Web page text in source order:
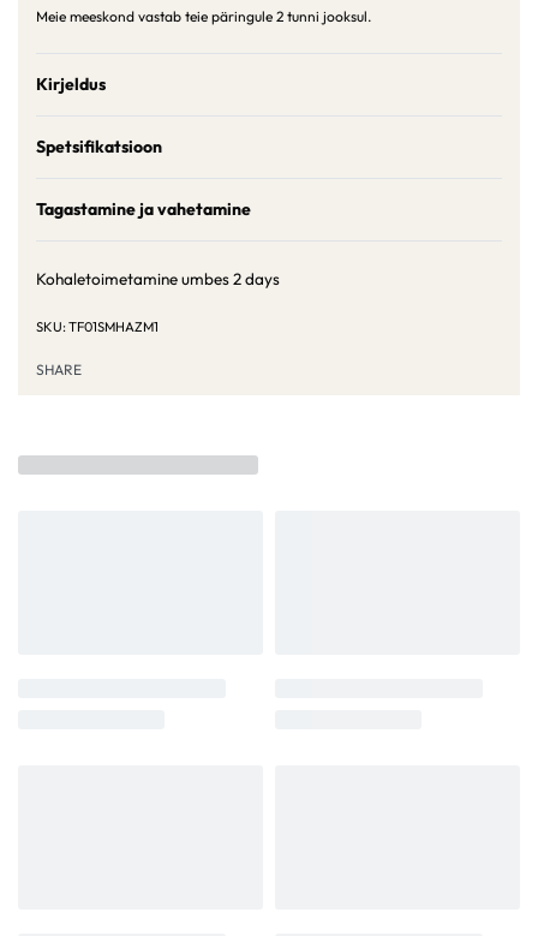
Meie meeskond vastab teie päringule 2 tunni jooksul.
Kirjeldus
Spetsifikatsioon
Tagastamine ja vahetamine
Kohaletoimetamine umbes2 days
TF01SMHAZM1
SHARE